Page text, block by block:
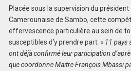
Placée sous la supervision du président
Camerounaise de Sambo, cette
effervescence particulière au sein de
susceptibles d’y prendre part. « 11 pays
ont déjà confirmé leur participation
que coordonne Maitre François Mbassi